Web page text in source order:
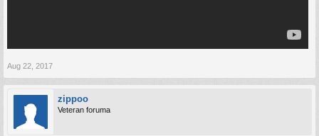
Aug 22, 2017
zippoo
Veteran foruma